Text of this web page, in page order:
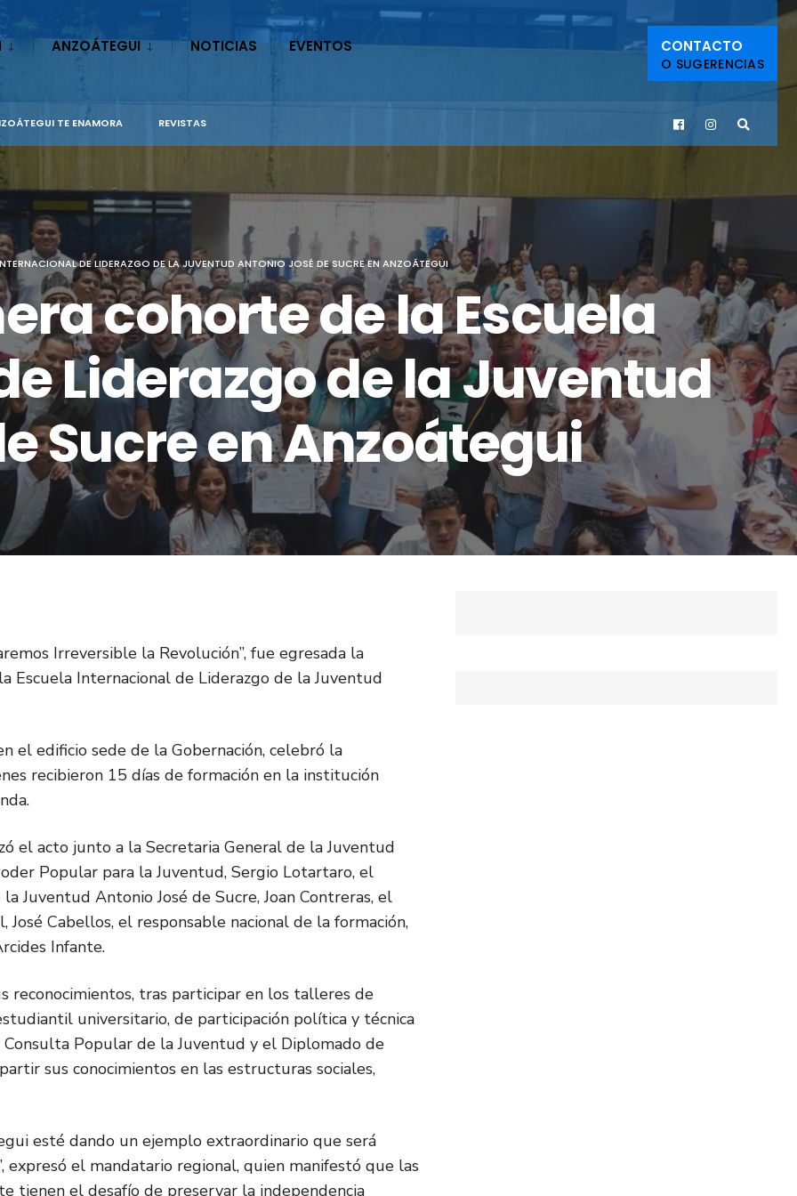
ANZOÁTEGUI NOTICIAS EVENTOS CONTACTO
O SUGERENCIAS
TE ENAMORA REVISTAS
DE LIDERAZGO DE LA JUVENTUD ANTONIO JOSÉ DE SUCRE EN ANZOÁTEGUI
cohorte de la Escuela
Liderazgo de la Juventud
Sucre en Anzoátegui
Irreversible la Revolución”, fue egresada la
Escuela Internacional de Liderazgo de la Juventud
el edificio sede de la Gobernación, celebró la
recibieron 15 días de formación en la institución
el acto junto a la Secretaria General de la Juventud
Popular para la Juventud, Sergio Lotartaro, el
Juventud Antonio José de Sucre, Joan Contreras, el
Cabellos, el responsable nacional de la formación,
Infante.
reconocimientos, tras participar en los talleres de
universitario, de participación política y técnica
Popular de la Juventud y el Diplomado de
sus conocimientos en las estructuras sociales,
esté dando un ejemplo extraordinario que será
el mandatario regional, quien manifestó que las
tienen el desafío de preservar la independencia